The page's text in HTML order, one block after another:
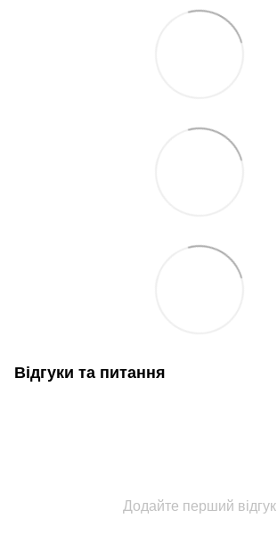
Відгуки та питання
Додайте перший відгук